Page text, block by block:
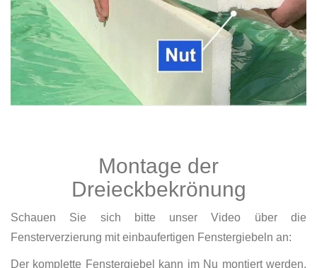
Montage der
Dreieckbekrönung
Schauen Sie sich bitte unser Video über die
Fensterverzierung mit einbaufertigen Fenstergiebeln an:
Der komplette Fenstergiebel kann im Nu montiert werden.